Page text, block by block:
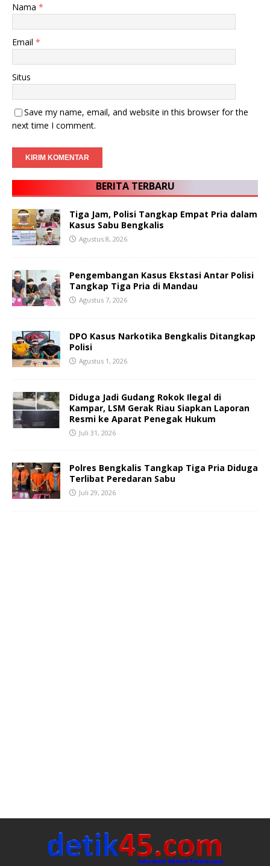
Nama *
Email *
Situs
Save my name, email, and website in this browser for the
next time I comment.
BERITA TERBARU
Tiga Jam, Polisi Tangkap Empat Pria dalam
Kasus Sabu Bengkalis
Agustus 8, 2026
Pengembangan Kasus Ekstasi Antar Polisi
Tangkap Tiga Pria di Mandau
Agustus 7, 2026
DPO Kasus Narkotika Bengkalis Ditangkap
Polisi
Agustus 1, 2026
Diduga Jadi Gudang Rokok Ilegal di
Kampar, LSM Gerak Riau Siapkan Laporan
Resmi ke Aparat Penegak Hukum
Juli 31, 2026
Polres Bengkalis Tangkap Tiga Pria Diduga
Terlibat Peredaran Sabu
Juli 29, 2026